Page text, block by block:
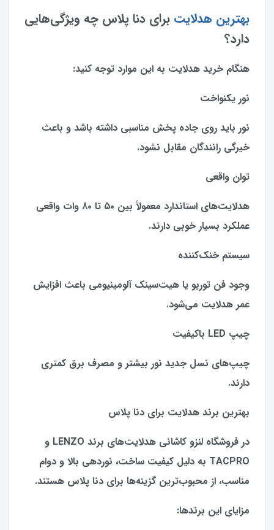
بهترین هدلایت برای دنا پلاس چه ویژگی‌هایی
دارد؟
هنگام خرید هدلایت به این موارد توجه کنید:
نور یکنواخت
نور باید روی جاده پخش مناسبی داشته باشد و باعث
خیرگی رانندگان مقابل نشود.
توان واقعی
هدلایت‌های استاندارد معمولاً بین ۵۰ تا ۸۰ وات واقعی
عملکرد بسیار خوبی دارند.
سیستم خنک‌کننده
وجود فن توربو یا هیت‌سینک آلومینیومی باعث افزایش
عمر هدلایت می‌شود.
چیپ LED باکیفیت
چیپ‌های نسل جدید نور بیشتر و مصرف برق کمتری
دارند.
بهترین برند هدلایت برای دنا پلاس
در فروشگاه لنزو کاشانی هدلایت‌های برند LENZO و
TACPRO به دلیل کیفیت ساخت، نوردهی بالا و دوام
مناسب، از محبوب‌ترین گزینه‌ها برای دنا پلاس هستند.
مزایای این برندها: